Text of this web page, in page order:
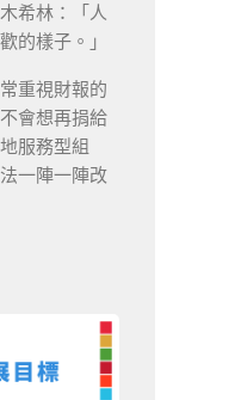
希林：「人
的樣子。」
重視財報的
會想再捐給
服務型組
一陣一陣改